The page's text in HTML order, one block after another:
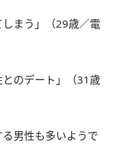
まう」（29歳／電
とのデート」（31歳
男性も多いようで